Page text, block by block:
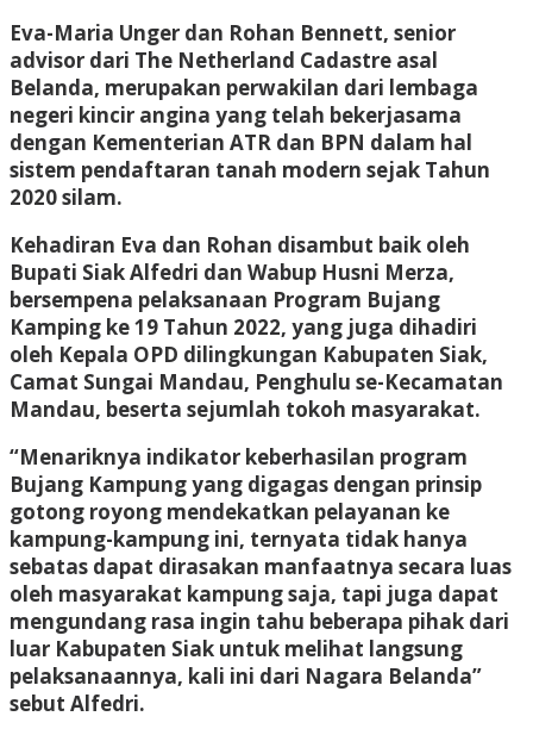
Eva-Maria Unger dan Rohan Bennett, senior
advisor dari The Netherland Cadastre asal
Belanda, merupakan perwakilan dari lembaga
negeri kincir angina yang telah bekerjasama
dengan Kementerian ATR dan BPN dalam hal
sistem pendaftaran tanah modern sejak Tahun
2020 silam.
Kehadiran Eva dan Rohan disambut baik oleh
Bupati Siak Alfedri dan Wabup Husni Merza,
bersempena pelaksanaan Program Bujang
Kamping ke 19 Tahun 2022, yang juga dihadiri
oleh Kepala OPD dilingkungan Kabupaten Siak,
Camat Sungai Mandau, Penghulu se-Kecamatan
Mandau, beserta sejumlah tokoh masyarakat.
“Menariknya indikator keberhasilan program
Bujang Kampung yang digagas dengan prinsip
gotong royong mendekatkan pelayanan ke
kampung-kampung ini, ternyata tidak hanya
sebatas dapat dirasakan manfaatnya secara luas
oleh masyarakat kampung saja, tapi juga dapat
mengundang rasa ingin tahu beberapa pihak dari
luar Kabupaten Siak untuk melihat langsung
pelaksanaannya, kali ini dari Nagara Belanda”
sebut Alfedri.